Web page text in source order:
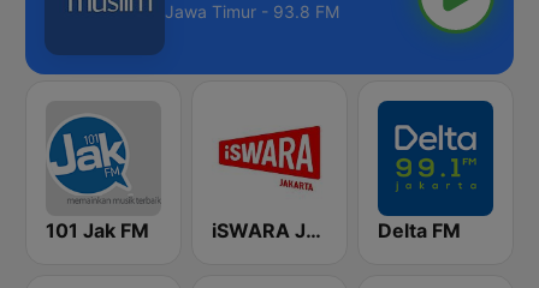
Jawa Timur - 93.8 FM
101 Jak FM iSWARA Jakarta Delta FM